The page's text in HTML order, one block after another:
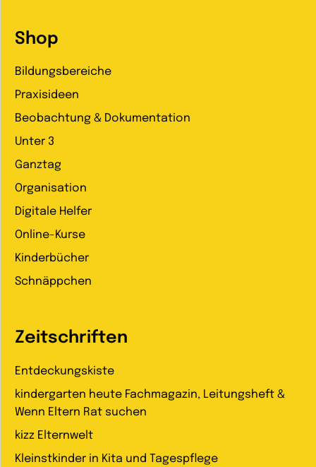
Shop
Bildungsbereiche
Praxisideen
Beobachtung & Dokumentation
Unter 3
Ganztag
Organisation
Digitale Helfer
Online-Kurse
Kinderbücher
Schnäppchen
Zeitschriften
Entdeckungskiste
kindergarten heute Fachmagazin, Leitungsheft &
Wenn Eltern Rat suchen
kizz Elternwelt
Kleinstkinder in Kita und Tagespflege